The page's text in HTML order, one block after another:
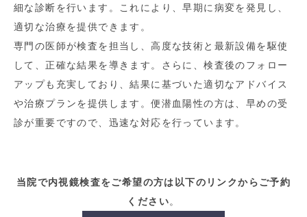
細な診断を行います。これにより、早期に病変を発見し、
適切な治療を提供できます。
専門の医師が検査を担当し、高度な技術と最新設備を駆使
して、正確な結果を導きます。さらに、検査後のフォロー
アップも充実しており、結果に基づいた適切なアドバイス
や治療プランを提供します。便潜血陽性の方は、早めの受
診が重要ですので、迅速な対応を行っています。
当院で内視鏡検査をご希望の方は以下のリンクからご予約
ください。